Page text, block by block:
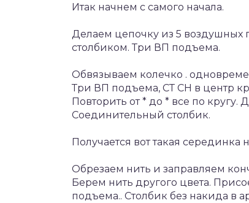
Итак начнем с самого начала.
Делаем цепочку из 5 воздушных
столбиком. Три ВП подъема.
Обвязываем колечко .
Три ВП подъема, СТ СН в центр
Повторить от * до * все по кругу.
Соединительный столбик.
Получается вот такая серединка
Обрезаем нить и заправляем
Берем нить другого цвета.
подъема.. Столбик без накида в